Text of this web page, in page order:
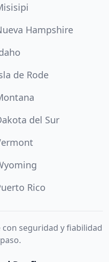
Hampshire
de Rode
del Sur
Rico
seguridad y fiabilidad